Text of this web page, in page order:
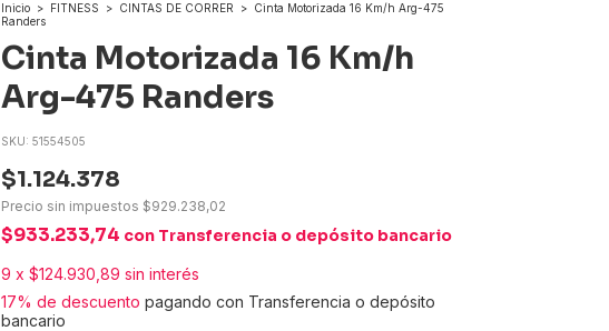
Inicio > FITNESS > CINTAS DE CORRER > Cinta Motorizada 16 Km/h Arg-475
Randers
Cinta Motorizada 16 Km/h
Arg-475 Randers
SKU: 51554505
$1.124.378
Precio sin impuestos $929.238,02
$933.233,74 con Transferencia o depósito bancario
9 x $124.930,89 sin interés
17% de descuento pagando con Transferencia o depósito
bancario